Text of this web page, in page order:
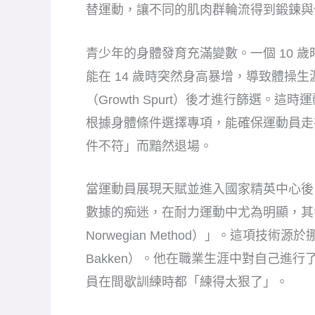
替運動，讓不同的肌肉群輪流得到鍛鍊
青少年的身體發育充滿變數。一個 10
能在 14 歲時突然身高暴增，導致體操
（Growth Spurt）後才進行篩選。這時
根據身體條件選擇專項，能確保運動員
件不符」而黯然退場。
當運動員展現天賦並進入國家精英中心
數據的痴迷，在耐力運動中尤為明顯，
Norwegian Method）」。這項技術源於
Bakken）。他在職業生涯中對自己進行
員在間歇訓練時都「練得太狠了」。